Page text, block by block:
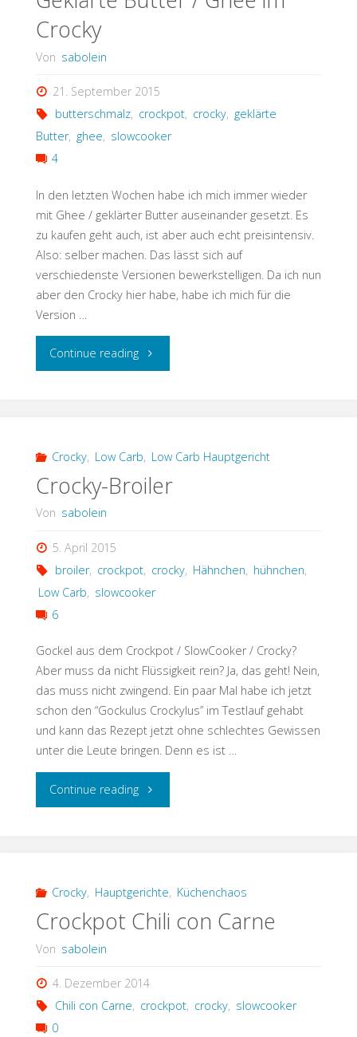
Crocky
Von sabolein
21. September 2015
butterschmalz, crockpot, crocky, geklärte
Butter, ghee, slowcooker
4
In den letzten Wochen habe ich mich immer wieder
mit Ghee / geklärter Butter auseinander gesetzt. Es
zu kaufen geht auch, ist aber auch echt preisintensiv.
Also: selber machen. Das lässt sich auf
verschiedenste Versionen bewerkstelligen. Da ich nun
aber den Crocky hier habe, habe ich mich für die
Version …
Continue reading"Geklärte
Ghee
im
Crocky, Low Carb, Low Carb Hauptgericht
Crocky-Broiler
Von sabolein
5. April 2015
broiler, crockpot, crocky, Hähnchen, hühnchen,
Low Carb, slowcooker
6
Gockel aus dem Crockpot / SlowCooker / Crocky?
Aber muss da nicht Flüssigkeit rein? Ja, das geht! Nein,
das muss nicht zwingend. Ein paar Mal habe ich jetzt
schon den “Gockulus Crockylus” im Testlauf gehabt
und kann das Rezept jetzt ohne schlechtes Gewissen
unter die Leute bringen. Denn es ist …
Continue reading"Crocky-
Crocky, Hauptgerichte, Küchenchaos
Crockpot Chili con Carne
Von sabolein
4. Dezember 2014
Chili con Carne, crockpot, crocky, slowcooker
0